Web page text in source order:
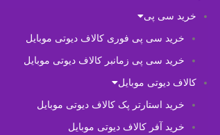
خرید سی پی
خرید سی پی فوری کالاف دیوتی موبایل
خرید سی پی زمانبر کالاف دیوتی موبایل
کالاف دیوتی موبایل
خرید استارتر پک کالاف دیوتی موبایل
خرید آفر کالاف دیوتی موبایل